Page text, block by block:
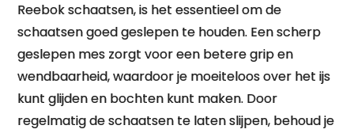
Reebok schaatsen, is het essentieel om de
schaatsen goed geslepen te houden. Een scherp
geslepen mes zorgt voor een betere grip en
wendbaarheid, waardoor je moeiteloos over het ijs
kunt glijden en bochten kunt maken. Door
regelmatig de schaatsen te laten slijpen, behoud je